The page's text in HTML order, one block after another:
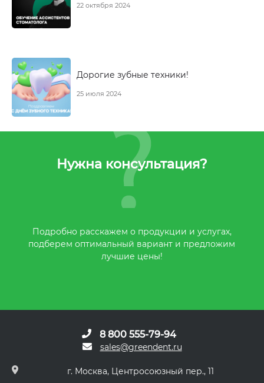
22 октября 2024
Дорогие зубные техники!
25 июля 2024
Нужна консультация?
Подробно расскажем о продукции и услугах,
подберем оптимальный вариант и предложим
лучшие цены!
8 800 555-79-94
sales@greendent.ru
г. Москва, Центросоюзный пер., 11